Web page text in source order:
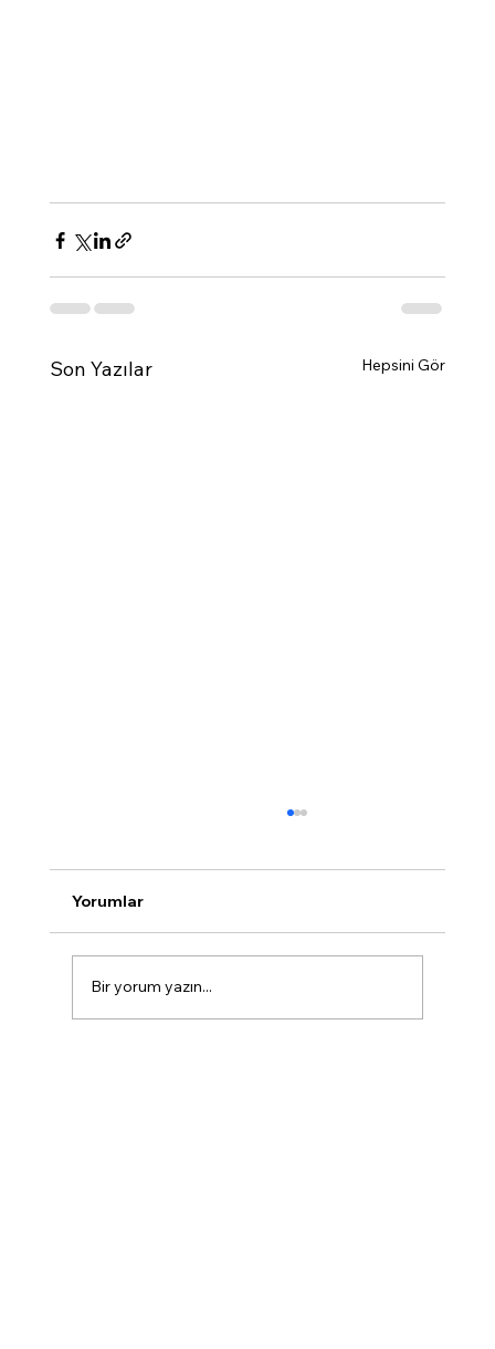
Son Yazılar Hepsini Gör
Yorumlar
Bir yorum yazın...